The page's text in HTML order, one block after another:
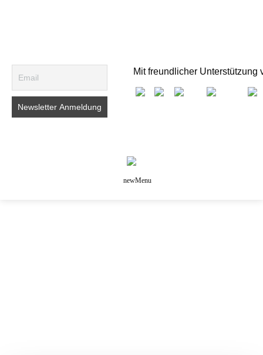
Mit freundlicher Unterstützung
newMenu